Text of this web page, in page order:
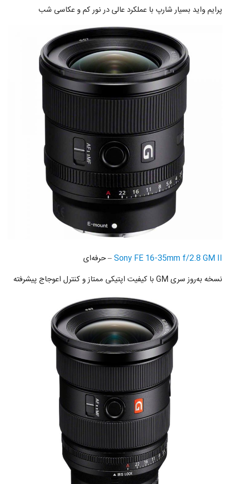
پرایم واید بسیار شارپ با عملکرد عالی در نور کم و عکاسی شب
Sony FE 16-35mm f/2.8 GM II– حرفه‌ای
نسخه به‌روز سری GM با کیفیت اپتیکی ممتاز و کنترل اعوجاج پیشرفته